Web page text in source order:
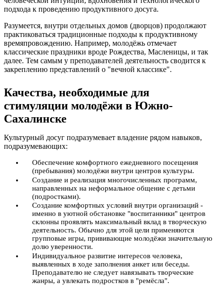
подхода к проведению продуктивного досуга.
Разумеется, внутри отдельных домов (дворцов) продолжают
практиковаться традиционные подходы к продуктивному
времяпровождению. Например, молодёжь отмечает
классические праздники вроде Рождества, Масленицы, и так
далее. Тем самым у преподавателей деятельность сводится к
закреплению представлений о "вечной классике".
Качества, необходимые для
стимуляции молодёжи в Южно-
Сахалинске
Культурный досуг подразумевает владение рядом навыков,
подразумевающих:
Обеспечение комфортного ежедневного посещения
(пребывания) молодёжи внутри центров культуры.
Создание и реализация многочисленных программ,
направленных на неформальное общение с детьми
(подростками).
Создание комфортных условий внутри организаций -
именно в уютной обстановке "воспитанники" центров
склонны проявлять максимальный вклад в творческую
деятельность. Обычно для этой цели применяются
групповые игры, прививающие молодёжи значительную
долю уверенности.
Индивидуальное развитие интересов человека,
выявленных в ходе заполнения анкет или беседы.
Преподавателю не следует навязывать творческие
жанры, а увлекать подростков в "ремёсла".